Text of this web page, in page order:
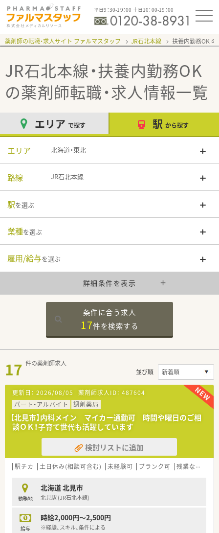
平日9：30-19：00 土日10：00-19：00
薬剤師の転職・求人サイト ファルマスタッフ JR石北本線 扶養内勤務OK
JR石北本線・扶養内勤務OK
の薬剤師転職・求人情報一覧
エリア で探す 駅 から探す
エリア 北海道・東北
路線 JR石北本線
駅を選ぶ
業種を選ぶ
雇用/給与を選ぶ
詳細条件を表示
条件に合う求人
17件を検索する
17 件の薬剤師求人
並び順
更新日： 2026/08/05 薬剤師求人ID： 487604
パート・アルバイト
調剤薬局
【北見市】内科メイン マイカー通勤可 時間や曜日のご相
談ＯＫ！子育て世代も活躍しています
検討リストに追加
駅チカ 土日休み(相談可含む) 未経験可 ブランク可 残業なし(ほぼなし含む)
勤務地
北海道 北見市
北見駅 (JR石北本線)
給与
時給2,000円～2,500円
※経験、スキル、条件による